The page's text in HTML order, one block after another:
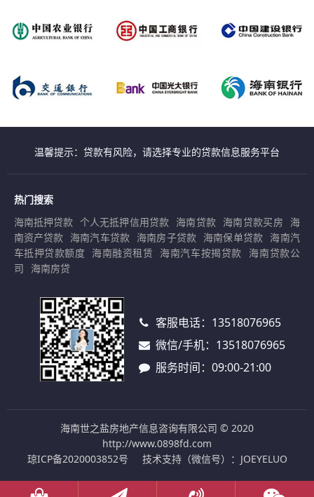
温馨提示：贷款有风险，请选择专业的贷款信息服务平台
热门搜索
海南抵押贷款 个人无抵押信用贷款 海南贷款 海南贷款买房
海
南资产贷款 海南汽车贷款 海南房子贷款 海南保单贷款 海南汽
车抵押贷款额度 海南融资租赁 海南汽车按揭贷款
海南贷款公
司
海南房贷
客服电话： 13518076965
微信/手机： 13518076965
服务时间：09:00-21:00
海南世之盐房地产信息咨询有限公司 © 2020
http://www.0898fd.com
琼ICP备2020003852号
技术支持（微信号）：JOEYELUO